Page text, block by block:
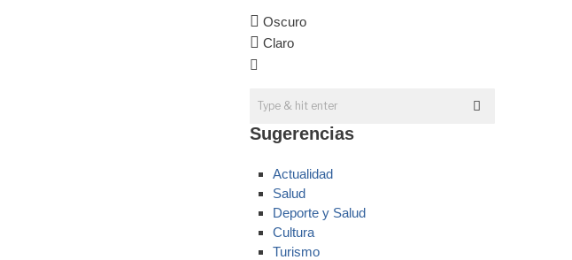
Oscuro
Claro
Sugerencias
Actualidad
Salud
Deporte y Salud
Cultura
Turismo